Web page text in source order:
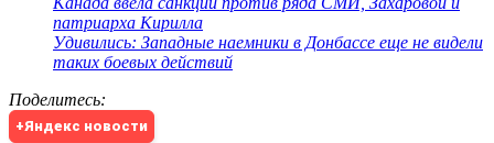
патриарха Кирилла
Удивились: Западные наемники в Донбассе еще не видели
таких боевых действий
Поделитесь:
+Яндекс новости